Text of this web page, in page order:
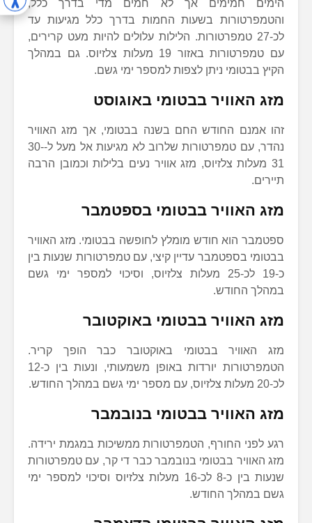
הימים חמימים אך לא חמים מדי בדרך כלל,
והטמפרטורות בשעות החמות בדרך כלל מגיעות עד
לכ-27 טמפרטורות. הלילות עלולים להיות מעט קרירים,
עם טמפרטורות באזור 19 מעלות צלזיוס. גם במהלך
הקיץ בבטומי ניתן לצפות למספר ימי גשם.
מזג האוויר בבטומי באוגוסט
זהו אמנם החודש החם בשנה בבטומי, אך מזג האוויר
נהדר, עם טמפרטורות שלרוב לא מגיעות אל מעל ל-30-
31 מעלות צלזיוס, מזג אוויר נעים בלילות וכמובן הרבה
תיירים.
מזג האוויר בבטומי בספטמבר
ספטמבר הוא חודש מומלץ לחופשה בבטומי. מזג האוויר
בבטומי בספטמבר עדיין קיצי, עם טמפרטורות שנעות בין
כ-19 לכ-25 מעלות צלזיוס, וסיכוי למספר ימי גשם
במהלך החודש.
מזג האוויר בבטומי באוקטובר
מזג האוויר בבטומי באוקטובר כבר הופך קריר.
הטמפרטורות יורדות באופן משמעותי, ונעות בין כ-12
לכ-20 מעלות צלזיוס, עם מספר ימי גשם במהלך החודש.
מזג האוויר בבטומי בנובמבר
רגע לפני החורף, הטמפרטורות ממשיכות במגמת ירידה.
מזג האוויר בבטומי בנובמבר כבר די קר, עם טמפרטורות
שנעות בין כ-8 לכ-16 מעלות צלזיוס וסיכוי למספר ימי
גשם במהלך החודש.